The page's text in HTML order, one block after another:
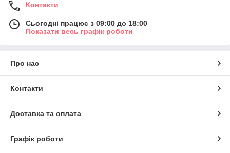
Контакти
Сьогодні працює з 09:00 до 18:00
Показати весь графік роботи
Про нас
Контакти
Доставка та оплата
Графік роботи